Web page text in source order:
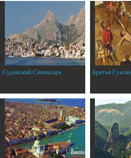
Судакский Синаксарь Братья Гуаско